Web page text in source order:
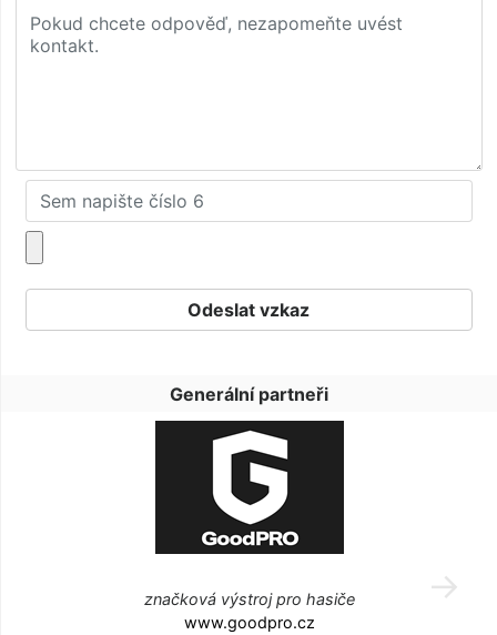
Generální partneři
značková výstroj pro hasiče
www.goodpro.cz